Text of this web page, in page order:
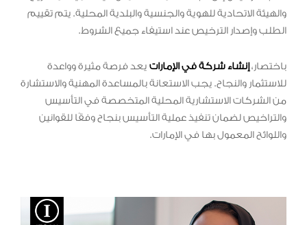
والهيئة الاتحادية للهوية والجنسية والبلدية المحلية. يتم تقييم
الطلب وإصدار الترخيص عند استيفاء جميع الشروط.
باختصار، إنشاء شركة في الإمارات يعد فرصة مثيرة وواعدة
للاستثمار والنجاح. يجب الاستعانة بالمساعدة المهنية والاستشارة
من الشركات الاستشارية المحلية المتخصصة في التأسيس
والتراخيص لضمان تنفيذ عملية التأسيس بنجاح وفقًا للقوانين
واللوائح المعمول بها في الإمارات.